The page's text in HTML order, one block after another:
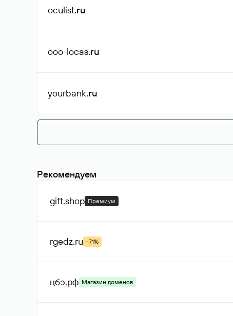
oculist.ru
ooo-locas.ru
yourbank.ru
Рекомендуем
gift.shop Премиум
rgedz.ru -71%
цбэ.рф Магазин доменов